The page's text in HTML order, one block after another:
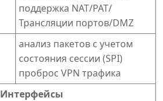
поддержка NAT/PAT/
Трансляции портов/DMZ
анализ пакетов с учетом
состояния сессии (SPI)
проброс VPN трафика
Интерфейсы